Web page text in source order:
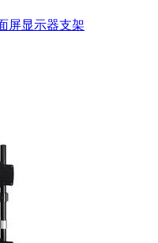
屏显示器支架